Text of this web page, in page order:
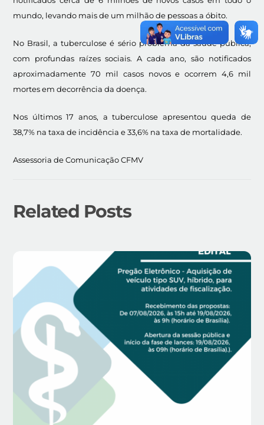
mundo, levando mais de um milhão de pessoas a óbito.
No Brasil, a tuberculose é sério problema da saúde pública,
com profundas raízes sociais. A cada ano, são notificados
aproximadamente 70 mil casos novos e ocorrem 4,6 mil
mortes em decorrência da doença.
Nos últimos 17 anos, a tuberculose apresentou queda de
38,7% na taxa de incidência e 33,6% na taxa de mortalidade.
Assessoria de Comunicação CFMV
Related Posts